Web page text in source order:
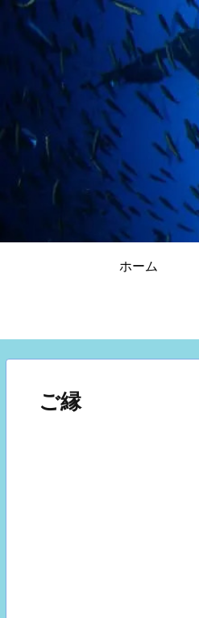
ホーム
ご縁